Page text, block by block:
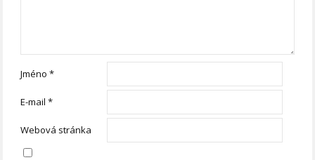
Jméno*
E-mail*
Webová stránka